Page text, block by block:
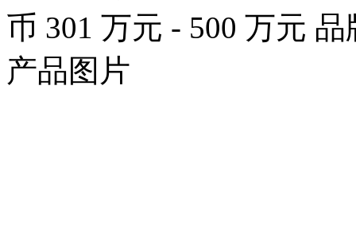
币 301 万元 - 500 万元
产品图片